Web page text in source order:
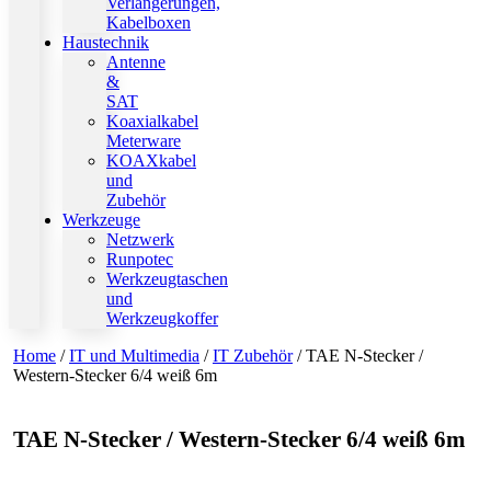
Kabelboxen
Haustechnik
Antenne
&
SAT
Koaxialkabel
Meterware
KOAXkabel
und
Zubehör
Werkzeuge
Netzwerk
Runpotec
Werkzeugtaschen
und
Werkzeugkoffer
Home /IT und Multimedia /IT Zubehör/ TAE N-Stecker /
Western-Stecker 6/4 weiß 6m
TAE N-Stecker / Western-Stecker 6/4 weiß 6m